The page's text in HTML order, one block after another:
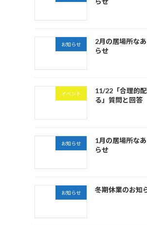
お知らせ
2月の居場所な
らせ
イベント
11/22「合理的
る」質問と回答
お知らせ
1月の居場所な
らせ
お知らせ 冬期休業のお知